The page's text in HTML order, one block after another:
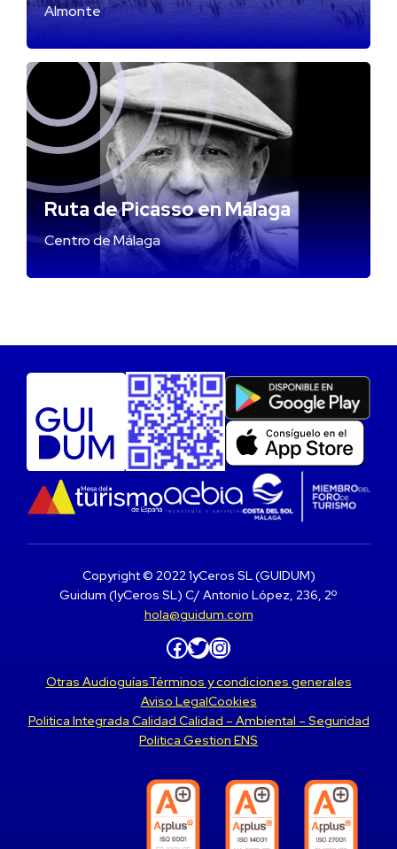
Almonte
Ruta de Picasso en Málaga
Centro de Málaga
Copyright © 2022 1yCeros SL (GUIDUM)
Guidum (1yCeros SL) C/ Antonio López, 236, 2º
hola@guidum.com
Facebook Twitter Instagram
Otras AudioguíasTérminos y condiciones generales
Aviso LegalCookies
Politica Integrada Calidad Calidad – Ambiental – Seguridad
Politica Gestion ENS